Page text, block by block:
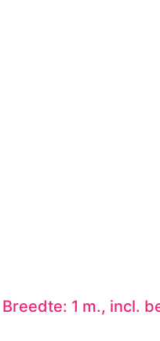
Breedte: 1 m., incl.